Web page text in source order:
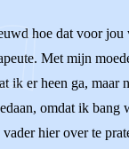
hoe dat voor jou
Met mijn
ik er heen ga, maar
omdat ik bang
hier over te